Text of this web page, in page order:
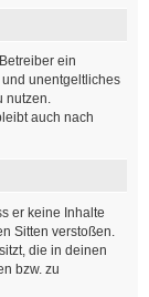
ein
unentgeltliches
nutzen.
auch nach
er keine Inhalte
Sitten verstoßen.
die in deinen
bzw. zu